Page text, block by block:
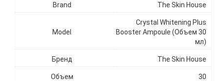
Brand The Skin House
Model
Crystal Whitening Plus
Booster Ampoule (Объем 30
мл)
Бренд The Skin House
Объем 30